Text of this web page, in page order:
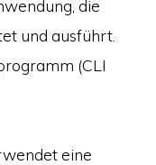
die
und ausführt.
(CLI
eine